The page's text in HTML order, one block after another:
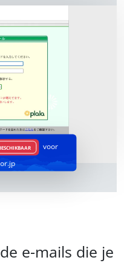
voor
e-mails die je